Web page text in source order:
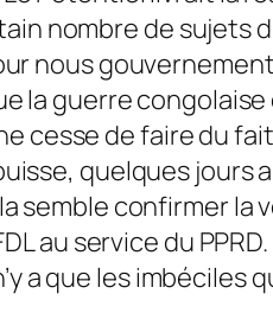
nombre de sujets
nous
la guerre
cesse de faire du
quelques jours
semble confirmer la
au service du
a que les imbéciles